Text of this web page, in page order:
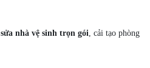
sửa nhà vệ sinh trọn gói , cải tạo phòng